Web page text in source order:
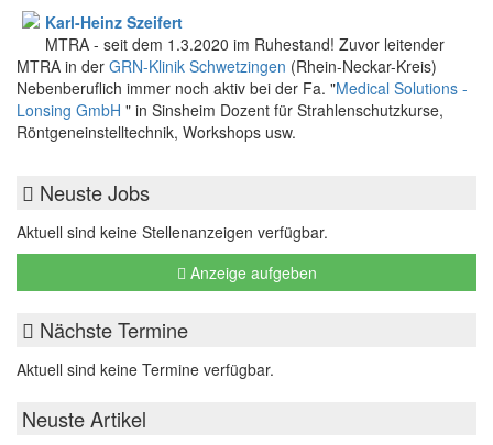
Karl-Heinz Szeifert
MTRA - seit dem 1.3.2020 im Ruhestand! Zuvor leitender
MTRA in der GRN-Klinik Schwetzingen (Rhein-Neckar-Kreis)
Nebenberuflich immer noch aktiv bei der Fa. "Medical Solutions -
Lonsing GmbH " in Sinsheim Dozent für Strahlenschutzkurse,
Röntgeneinstelltechnik, Workshops usw.
Neuste Jobs
Aktuell sind keine Stellenanzeigen verfügbar.
Anzeige aufgeben
Nächste Termine
Aktuell sind keine Termine verfügbar.
Neuste Artikel